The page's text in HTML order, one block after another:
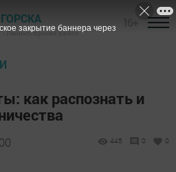
- Лениногорский район
как распознать и
445 0 0
закрытие баннера через